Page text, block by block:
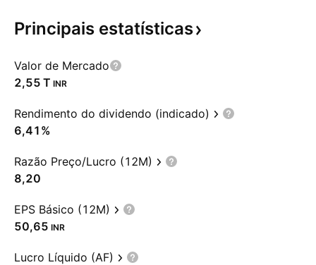
Principais estatísticas
Valor de Mercado
‪2,55 T‬ INR
Rendimento do dividendo (indicado)
6,41%
Razão Preço/Lucro (12M)
8,20
EPS Básico (12M)
50,65 INR
Lucro Líquido (AF)